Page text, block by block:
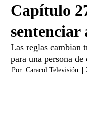
Capítulo
sentenciar
Las reglas cambian
para una persona
Por: Caracol Televisión